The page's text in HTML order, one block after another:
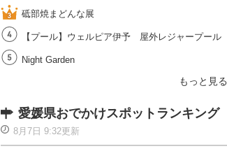
砥部焼まどんな展
【プール】ウェルピア伊予 屋外レジャープール
Night Garden
もっと見る
愛媛県おでかけスポットランキング
8月7日 9:32更新